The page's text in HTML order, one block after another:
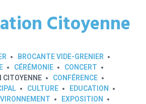
Citoyenne
BROCANTE VIDE-GRENIER
CÉRÉMONIE
CONCERT
CITOYENNE
CONFÉRENCE
CULTURE
EDUCATION
EXPOSITION